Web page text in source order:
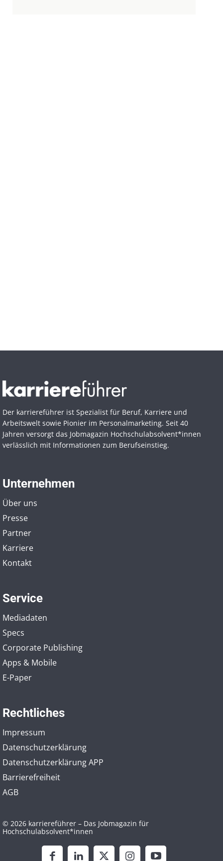
Der karriereführer ist Spezialist für Beruf, Karriere und
Arbeitswelt sowie Pionier im Personal­marketing. Seit 40
Jahren versorgt das Jobmagazin Hochschul­absolvent*innen
verlässlich mit Informationen zum Berufseinstieg.
Unternehmen
Über uns
Presse
Partner
Karriere
Kontakt
Service
Mediadaten
Specs
Corporate Publishing
Apps & Mobile
E-Paper
Rechtliches
Impressum
Datenschutzerklärung
Datenschutzerklärung APP
Barrierefreiheit
AGB
© 2026 karriereführer – Das Jobmagazin für
Hochschulabsolvent*innen